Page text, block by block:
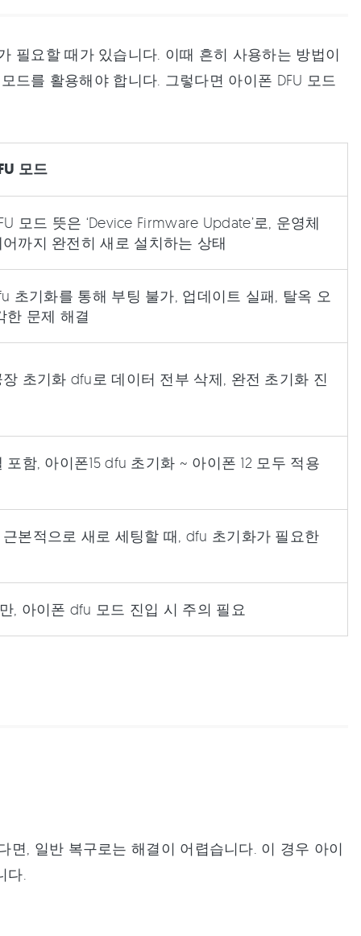
필요할 때가 있습니다. 이때 흔히 사용하는 방법이
드를 활용해야 합니다. 그렇다면 아이폰 DFU 모드
모드
모드 뜻은 ‘Device Firmware Update’로, 운영체
까지 완전히 새로 설치하는 상태
초기화를 통해 부팅 불가, 업데이트 실패, 탈옥 오
한 문제 해결
초기화 dfu로 데이터 전부 삭제, 완전 초기화 진
포함, 아이폰15 dfu 초기화 ~ 아이폰 12 모두 적용
본적으로 새로 세팅할 때, dfu 초기화가 필요한
, 아이폰 dfu 모드 진입 시 주의 필요
, 일반 복구로는 해결이 어렵습니다. 이 경우 아이
다.